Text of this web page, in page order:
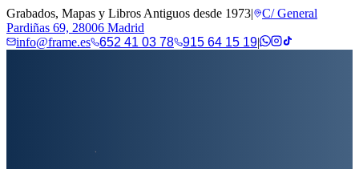
Grabados, Mapas y Libros Antiguos desde 1973|
C/ General
Pardiñas 69, 28006 Madrid
info@frame.es
652 41 03 78 915 64 15 19|